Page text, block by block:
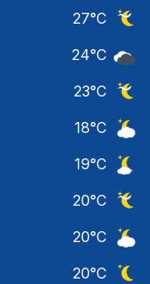
27°C
24°C
23°C
18°C
19°C
20°C
20°C
20°C